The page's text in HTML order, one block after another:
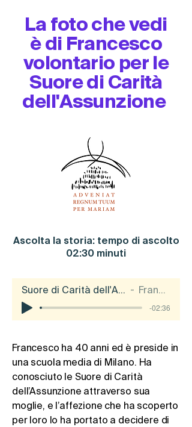
La foto che vedi
è di Francesco
volontario per le
Suore di Carità
dell'Assunzione
Ascolta la storia: tempo di ascolto
02:30 minuti
Suore di Carità dell'Assunzione Francesco
-02:36
Francesco ha 40 anni ed è preside in
una scuola media di Milano. Ha
conosciuto le Suore di Carità
dell’Assunzione attraverso sua
moglie, e l’affezione che ha scoperto
per loro lo ha portato a decidere di